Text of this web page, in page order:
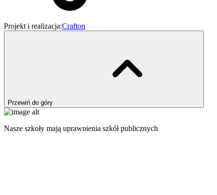
Projekt i realizacja:Crafton
Przewiń do góry
Nasze szkoły mają uprawnienia szkół publicznych